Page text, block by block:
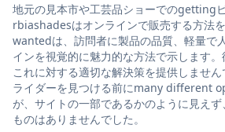
地元の見本市や工芸品ショーでのgetting
rbiashadesはオンラインで販売する方法を
wantedは、訪問者に製品の品質、軽量で
インを視覚的に魅力的な方法で示します
これに対する適切な解決策を提供しませ
ライダーを見つける前にmany different
が、サイトの一部であるかのように見え
ものはありませんでした。